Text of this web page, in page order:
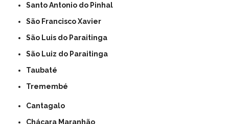
Santo Antonio do Pinhal
São Francisco Xavier
São Luis do Paraitinga
São Luiz do Paraitinga
Taubaté
Tremembé
Cantagalo
Chácara Maranhão